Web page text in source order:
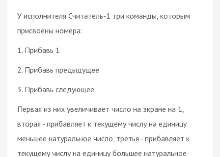
У исполнителя Считатель-1 три команды, которым
присвоены номера:
1. Прибавь 1
2. Прибавь предыдущее
3. Прибавь следующее
Первая из них увеличивает число на экране на 1,
вторая - прибавляет к текущему числу на единицу
меньшее натуральное число, третья - прибавляет к
текущему числу на единицу большее натуральное